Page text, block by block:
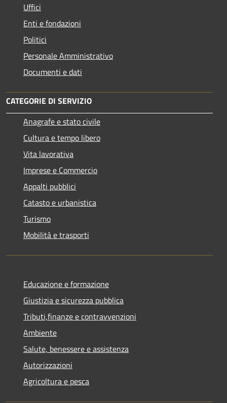
Uffici
Enti e fondazioni
Politici
Personale Amministrativo
Documenti e dati
CATEGORIE DI SERVIZIO
Anagrafe e stato civile
Cultura e tempo libero
Vita lavorativa
Imprese e Commercio
Appalti pubblici
Catasto e urbanistica
Turismo
Mobilità e trasporti
Educazione e formazione
Giustizia e sicurezza pubblica
Tributi,finanze e contravvenzioni
Ambiente
Salute, benessere e assistenza
Autorizzazioni
Agricoltura e pesca